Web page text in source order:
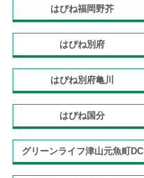
はぴね福岡野芥
はぴね別府
はぴね別府亀川
はぴね国分
グリーンライフ津山元魚町DC